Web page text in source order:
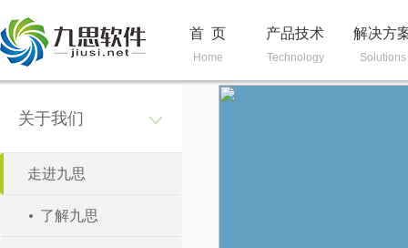
首 页
Home
产品技术
Technology
解决方
Solutions
关于我们
走进九思
了解九思